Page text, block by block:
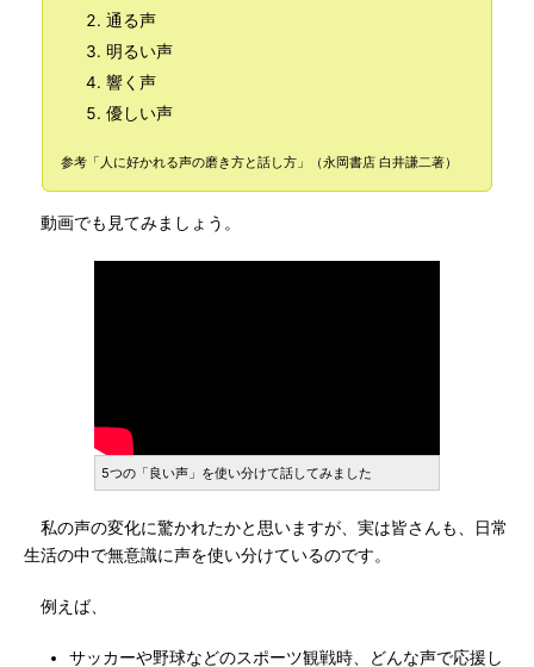
通る声
明るい声
響く声
優しい声
参考「人に好かれる声の磨き方と話し方」（永岡書店 白井謙二著）
動画でも見てみましょう。
5つの「良い声」を使い分けて話してみました
私の声の変化に驚かれたかと思いますが、実は皆さんも、日常
生活の中で無意識に声を使い分けているのです。
例えば、
サッカーや野球などのスポーツ観戦時、どんな声で応援し